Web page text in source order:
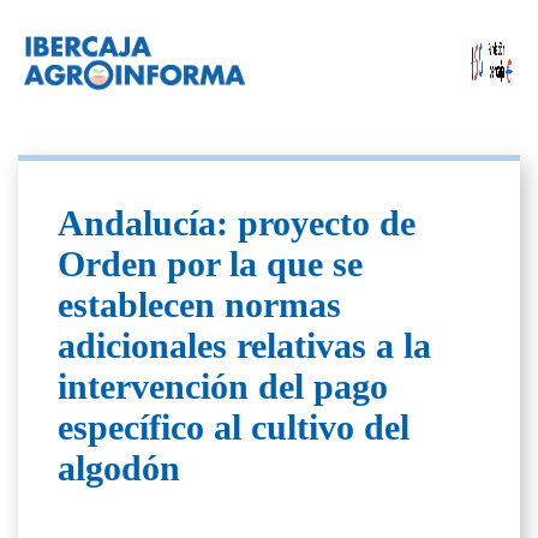
Andalucía: proyecto de
Orden por la que se
establecen normas
adicionales relativas a la
intervención del pago
específico al cultivo del
algodón